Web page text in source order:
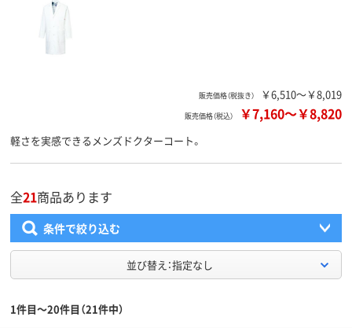
販売価格（税抜き） ￥6,510～￥8,019
販売価格（税込） ￥7,160～￥8,820
軽さを実感できるメンズドクターコート。
全21商品あります
条件で絞り込む
並び替え：指定なし
1件目～20件目（21件中）